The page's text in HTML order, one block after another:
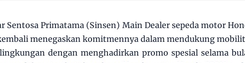
Sentosa Primatama (Sinsen) Main Dealer sepeda motor
menegaskan komitmennya dalam mendukung
dengan menghadirkan promo spesial selama